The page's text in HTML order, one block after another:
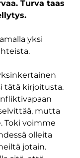
Turva taas
yksi
tätä kirjoitusta.
mutta
Toki voimme
olleita
jotain.